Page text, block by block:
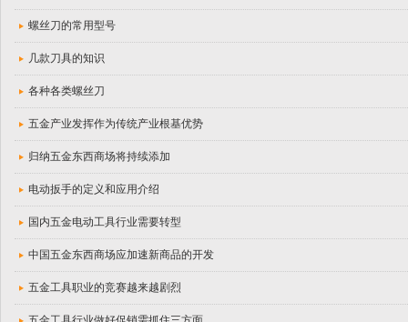
螺丝刀的常用型号
几款刀具的知识
各种各类螺丝刀
五金产业发挥作为传统产业根基优势
归纳五金东西商场将持续添加
电动扳手的定义和应用介绍
国内五金电动工具行业需要转型
中国五金东西商场应加速新商品的开发
五金工具职业的竞赛越来越剧烈